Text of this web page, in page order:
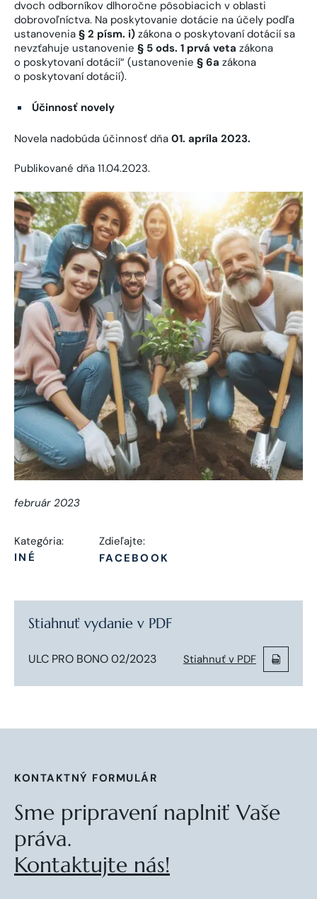
dvoch odborníkov dlhoročne pôsobiacich v oblasti
dobrovoľníctva. Na poskytovanie dotácie na účely podľa
ustanovenia § 2 písm. i) zákona o poskytovaní dotácií sa
nevzťahuje ustanovenie § 5 ods. 1 prvá veta zákona
o poskytovaní dotácií“ (ustanovenie § 6a zákona
o poskytovaní dotácií).
Účinnosť novely
Novela nadobúda účinnosť dňa 01. apríla 2023.
Publikované dňa 11.04.2023.
február 2023
Kategória:
INÉ
Zdieľajte:
FACEBOOK
Stiahnuť vydanie v PDF
ULC PRO BONO 02/2023 Stiahnuť v PDF
KONTAKTNÝ FORMULÁR
Sme pripravení naplniť Vaše
práva.
Kontaktujte nás!